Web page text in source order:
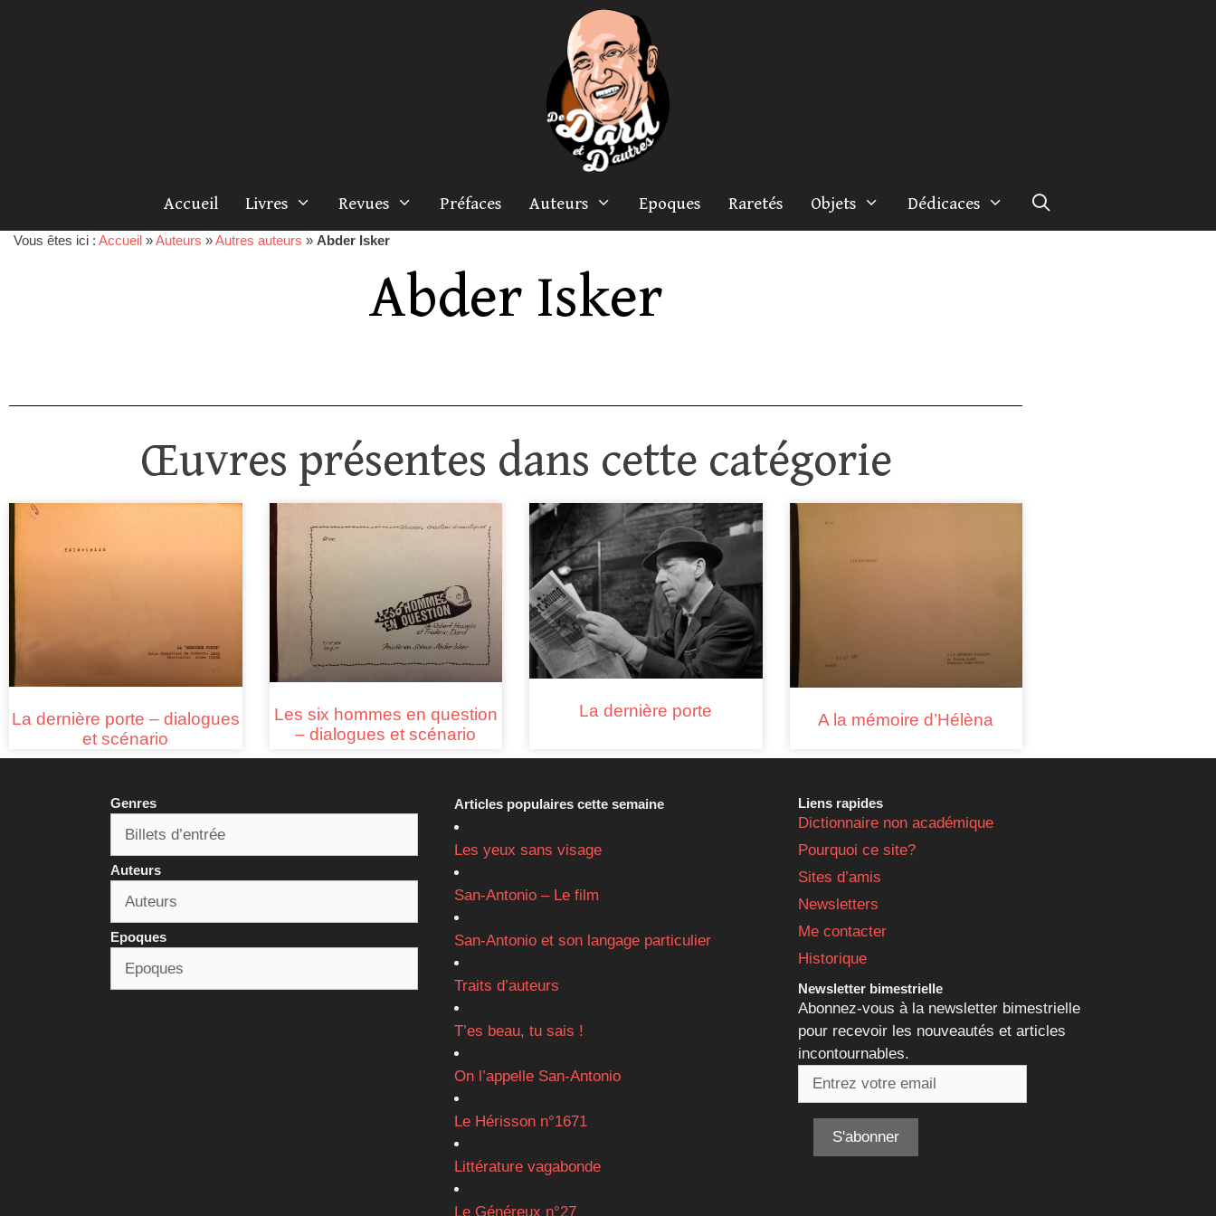
Accueil Livres Revues Préfaces Auteurs Epoques Raretés Objets Dédicaces
Vous êtes ici : Accueil »Auteurs »Autres auteurs » Abder Isker
Abder Isker
Œuvres présentes dans cette catégorie
La dernière porte – dialogues
et scénario
Les six hommes en question
– dialogues et scénario
La dernière porte A la mémoire d’Hélèna
Genres
Auteurs
Epoques
Articles populaires cette semaine
Les yeux sans visage
San-Antonio – Le film
San-Antonio et son langage particulier
Traits d’auteurs
T’es beau, tu sais !
On l’appelle San-Antonio
Le Hérisson n°1671
Littérature vagabonde
Le Généreux n°27
Liens rapides
Dictionnaire non académique
Pourquoi ce site?
Sites d’amis
Newsletters
Me contacter
Historique
Newsletter bimestrielle
Abonnez-vous à la newsletter bimestrielle
pour recevoir les nouveautés et articles
incontournables.